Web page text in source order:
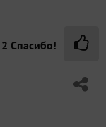
2 Спасибо!